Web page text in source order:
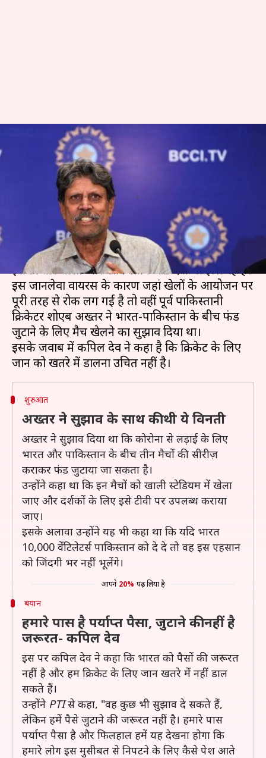
शोएब अख्तर ने दिया भारत-
पाकिस्तान सीरीज का सुझाव, कपिल
देव ने दिया ये जवाब
Neeraj Pandey Apr 09, 2020
कोरोना वायरस का प्रकोप फिलहाल पूरे विश्व में है और
इसकी मार भारत और पाकिस्तान जैसे देश भी झेल रहे हैं।
इस जानलेवा वायरस के कारण जहां खेलों के आयोजन पर
पूरी तरह से रोक लग गई है तो वहीं पूर्व पाकिस्तानी
क्रिकेटर शोएब अख्तर ने भारत-पाकिस्तान के बीच फंड
जुटाने के लिए मैच खेलने का सुझाव दिया था।
इसके जवाब में कपिल देव ने कहा है कि क्रिकेट के लिए
शुरुआत
अख्तर ने सुझाव के साथ की थी ये विनती
अख्तर ने सुझाव दिया था कि कोरोना से लड़ाई के लिए
भारत और पाकिस्तान के बीच तीन मैचों की सीरीज़
कराकर फंड जुटाया जा सकता है।
उन्होंने कहा था कि इन मैचों को खाली स्टेडियम में खेला
जाए और दर्शकों के लिए इसे टीवी पर उपलब्ध कराया
जाए।
इसके अलावा उन्होंने यह भी कहा था कि यदि भारत
10,000 वेंटिलेटर्स पाकिस्तान को दे दे तो वह इस एहसान
को जिंदगी भर नहीं भूलेंगे।
आपने 20% पढ़ लिया है
बयान
हमारे पास है पर्याप्त पैसा, जुटाने की नहीं है
जरूरत- कपिल देव
इस पर कपिल देव ने कहा कि भारत को पैसों की जरूरत
नहीं है और हम क्रिकेट के लिए जान खतरे में नहीं डाल
सकते हैं।
उन्होंने PTIसे कहा, "वह कुछ भी सुझाव दे सकते हैं,
लेकिन हमें पैसे जुटाने की जरूरत नहीं है। हमारे पास
पर्याप्त पैसा है और फिलहाल हमें यह देखना होगा कि
हमारे लोग इस मुसीबत से निपटने के लिए कैसे पेश आते